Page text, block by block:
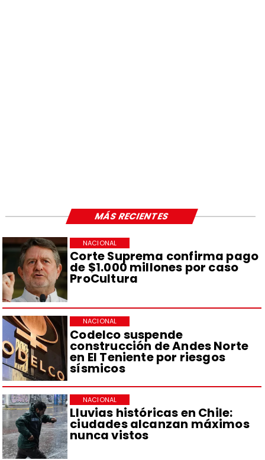
Corte Suprema confirma pago
de $1.000 millones por caso
ProCultura
NACIONAL
Codelco suspende
construcción de Andes Norte
en El Teniente por riesgos
sísmicos
NACIONAL
Lluvias históricas en Chile:
ciudades alcanzan máximos
nunca vistos
NACIONAL
MÁS RECIENTES